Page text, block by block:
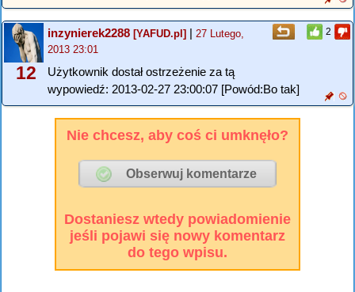
2
12
inzynierek2288 [YAFUD.pl] | 27 Lutego,
2013 23:01
Użytkownik dostał ostrzeżenie za tą
wypowiedź: 2013-02-27 23:00:07 [Powód:Bo tak]
Nie chcesz, aby coś ci umknęło?
Dostaniesz wtedy powiadomienie
jeśli pojawi się nowy komentarz
do tego wpisu.